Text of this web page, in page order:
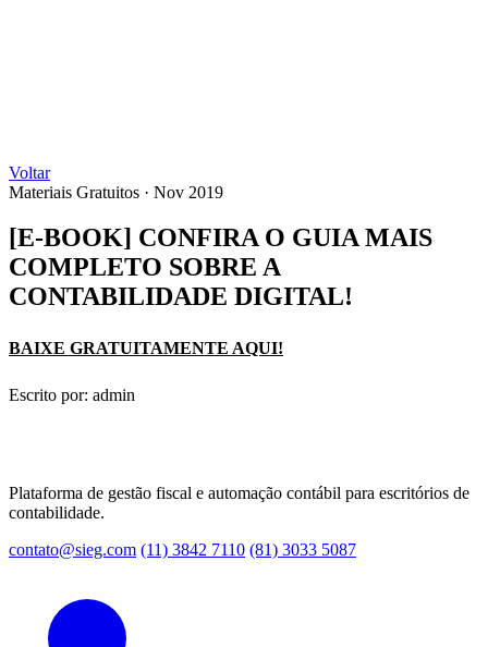
Voltar
Materiais Gratuitos · Nov 2019
[E-BOOK] CONFIRA O GUIA MAIS
COMPLETO SOBRE A
CONTABILIDADE DIGITAL!
BAIXE GRATUITAMENTE AQUI!
Escrito por: admin
Plataforma de gestão fiscal e automação contábil para escritórios de
contabilidade.
contato@sieg.com (11) 3842 7110 (81) 3033 5087